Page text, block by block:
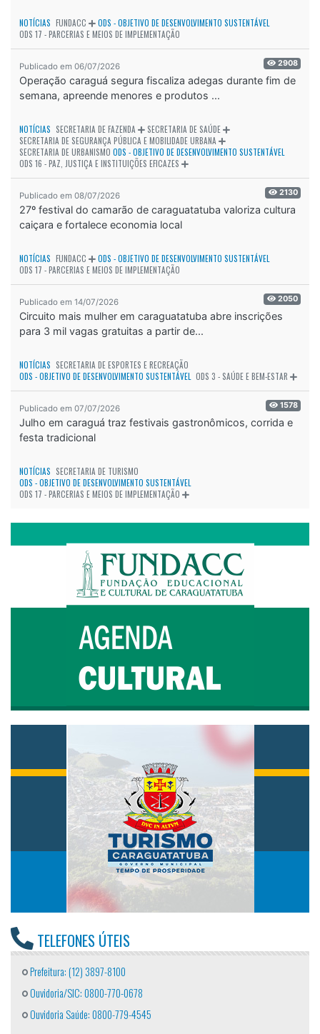
NOTÍCIAS FUNDACC
ODS - OBJETIVO DE DESENVOLVIMENTO SUSTENTÁVEL
ODS 17 - PARCERIAS E MEIOS DE IMPLEMENTAÇÃO
Publicado em 06/07/2026 2908
Operação caraguá segura fiscaliza adegas durante fim de
semana, apreende menores e produtos ...
NOTÍCIAS SECRETARIA DE FAZENDA
SECRETARIA DE SAÚDE
SECRETARIA DE SEGURANÇA PÚBLICA E MOBILIDADE URBANA
SECRETARIA DE URBANISMO ODS - OBJETIVO DE DESENVOLVIMENTO SUSTENTÁVEL
ODS 16 - PAZ, JUSTIÇA E INSTITUIÇÕES EFICAZES
Publicado em 08/07/2026 2130
27º festival do camarão de caraguatatuba valoriza cultura
caiçara e fortalece economia local
NOTÍCIAS FUNDACC
ODS - OBJETIVO DE DESENVOLVIMENTO SUSTENTÁVEL
ODS 17 - PARCERIAS E MEIOS DE IMPLEMENTAÇÃO
Publicado em 14/07/2026 2050
Circuito mais mulher em caraguatatuba abre inscrições
para 3 mil vagas gratuitas a partir de...
NOTÍCIAS SECRETARIA DE ESPORTES E RECREAÇÃO
ODS - OBJETIVO DE DESENVOLVIMENTO SUSTENTÁVEL ODS 3 - SAÚDE E BEM-ESTAR
Publicado em 07/07/2026 1578
Julho em caraguá traz festivais gastronômicos, corrida e
festa tradicional
NOTÍCIAS SECRETARIA DE TURISMO
ODS - OBJETIVO DE DESENVOLVIMENTO SUSTENTÁVEL
ODS 17 - PARCERIAS E MEIOS DE IMPLEMENTAÇÃO
TELEFONES ÚTEIS
Prefeitura: (12) 3897-8100
Ouvidoria/SIC: 0800-770-0678
Ouvidoria Saúde: 0800-779-4545